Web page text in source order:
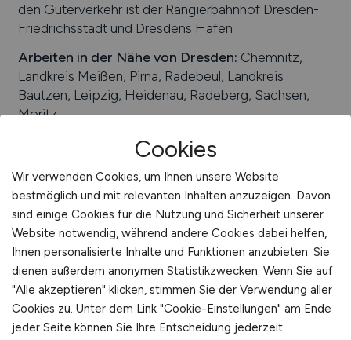
den Güterverkehr ist der Rangierbahnhof Dresden-
Friedrichsstadt und Dresdens Hafen
Arbeiten in der Nähe von Dresden: Chemnitz,
Landkreis Meißen, Pirna, Radebeul, Landkreis
Bautzen, Leipzig, Heidenau, Radeberg, Sachsen,
Moritz
Universitäten/Hochschulen:Technische
Universität Dresden (TUD), Dresden International
University (DIU), Hochschule für Bildende Künste,
Universität der Vereinten Nationen, Hochschule für
Technik und Wirtschaft Dresden (HTW Dresden)
Beliebte Jobs in
Dresden/Branchen:Flugzeugindustrie, Maschinen-
und Anlagenbau, Mikroelektronik, Tourismus- und
Kongresswirtschaft, Kultur- und Kreativwirtschaft,
Ernährungswirtschaft, Informationstechnologie,
Cookies
Wir verwenden Cookies, um Ihnen unsere Website
bestmöglich und mit relevanten Inhalten anzuzeigen. Davon
sind einige Cookies für die Nutzung und Sicherheit unserer
Website notwendig, während andere Cookies dabei helfen,
Ihnen personalisierte Inhalte und Funktionen anzubieten. Sie
dienen außerdem anonymen Statistikzwecken. Wenn Sie auf
"Alle akzeptieren" klicken, stimmen Sie der Verwendung aller
Cookies zu. Unter dem Link "Cookie-Einstellungen" am Ende
jeder Seite können Sie Ihre Entscheidung jederzeit